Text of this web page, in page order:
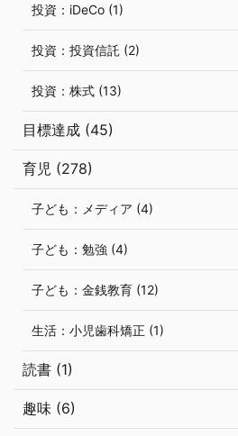
投資：iDeCo (1)
投資：投資信託 (2)
投資：株式 (13)
目標達成 (45)
育児 (278)
子ども：メディア (4)
子ども：勉強 (4)
子ども：金銭教育 (12)
生活：小児歯科矯正 (1)
読書 (1)
趣味 (6)